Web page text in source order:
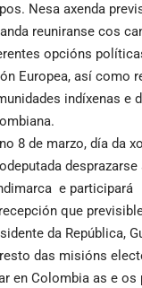
Nesa axenda
reuniranse cos
opcións
Europea, así como
indíxenas e
8 de marzo, día da
desprazarse
e participará
que
da República,
das misións
en Colombia as e